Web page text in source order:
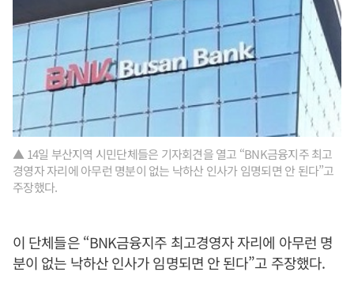
▲ 14일 부산지역 시민단체들은 기자회견을 열고 “BNK금융지주 최고
경영자 자리에 아무런 명분이 없는 낙하산 인사가 임명되면 안 된다”고
주장했다.
이 단체들은 “BNK금융지주 최고경영자 자리에 아무런 명
분이 없는 낙하산 인사가 임명되면 안 된다”고 주장했다.